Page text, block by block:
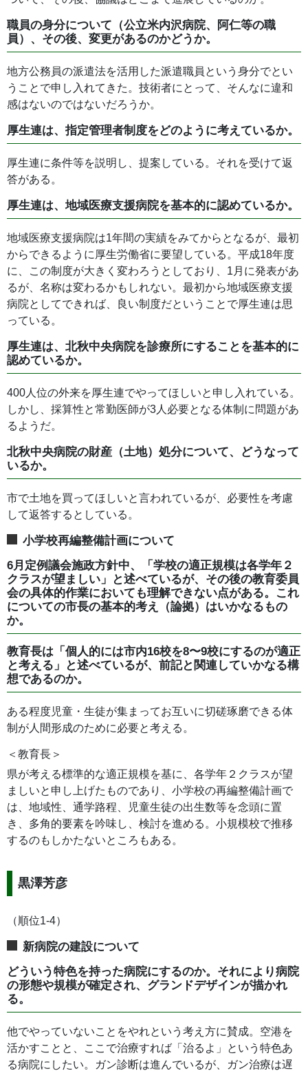
職員の身分について（公立米内沢病院、阿仁等の職
員）、その後、変更があるのかどうか。
地方公務員の派遣法を活用した派遣職員という身分でとい
うことで申し入れてきた。技術者にとって、そんなに違和
感はないのではないだろうか。
厚生連は、指定管理者制度をどのように考えているか。
厚生連に条件等を説明し、提案している。それを受けて返
答がある。
厚生連は、地域医療支援病院を基本的に認めているか。
地域医療支援病院は1年間の実績をみてからとなるが、最初
からできるように厚生労働省に要望している。平成18年度
に、この制度が大きく変わろうとしており、1月に発表があ
るが、名称は変わるかもしれない。最初から地域医療支援
病院としてできれば、良い制度だということで厚生連は思
っている。
厚生連は、北秋中央病院を診療所にすることを基本的に
認めているか。
400人位の外来を厚生連でやってほしいと申し入れている。
しかし、採算性と常勤医師が3人必要となる体制に問題があ
るようだ。
北秋中央病院の財産（土地）処分について、どうなって
いるか。
市で土地を買ってほしいと言われているが、必要性を考慮
して返答するとしている。
小学校再編整備計画について
6月定例議会施政方針中、「学校の適正規模は各学年２
クラスが望ましい」と述べているが、その後の教育委員
会の具体的作業においても理解できない点がある。これ
についての市長の基本的考え（論拠）はいかなるもの
か。
教育長は「個人的には市内16校を8〜9校にするのが適正
と考える」と述べているが、前記と関連していかなる構
想であるのか。
ある程度児童・生徒が集まってお互いに切磋琢磨できる体
制が人間形成のために必要と考える。
＜教育長＞
県が考える標準的な適正規模を基に、各学年２クラスが望
ましいと申し上げたものであり、小学校の再編整備計画で
は、地域性、通学路程、児童生徒の出生数等を念頭に置
き、多角的要素を吟味し、検討を進める。小規模校で推移
するのもしかたないところもある。
黒澤芳彦
（順位1-4）
新病院の建設について
どういう特色を持った病院にするのか。それにより病院
の形態や規模が確定され、グランドデザインが描かれ
る。
他でやっていないことをやれという考え方に賛成。空港を
活かすことと、ここで治療すれば「治るよ」という特色あ
る病院にしたい。ガン診断は進んでいるが、ガン治療は遅